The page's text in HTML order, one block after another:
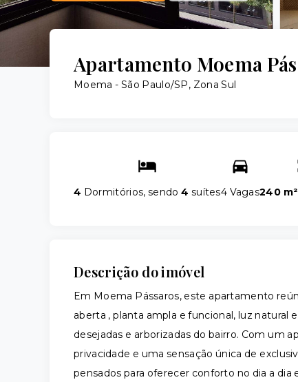
Apartamento Moema
Moema - São Paulo/SP, Zona Sul
4 Dormitórios, sendo4 suítes4 Vagas240 m²
Descrição do imóvel
Em Moema Pássaros, este apartamento
aberta , planta ampla e funcional, luz natural
desejadas e arborizadas do bairro. Com um
privacidade e uma sensação única de
pensados para oferecer conforto no dia a dia